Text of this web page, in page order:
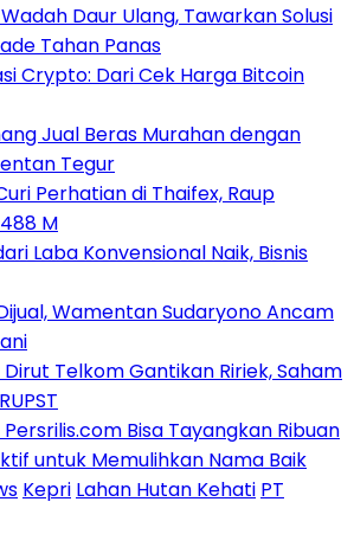
Daur Ulang, Tawarkan Solusi
Tahan Panas
Crypto: Dari Cek Harga Bitcoin
Jual Beras Murahan dengan
Tegur
Perhatian di Thaifex, Raup
M
Laba Konvensional Naik, Bisnis
Wamentan Sudaryono Ancam
Dirut Telkom Gantikan Ririek, Saham
Bisa Tayangkan Ribuan
untuk Memulihkan Nama Baik
Kepri Lahan Hutan Kehati PT